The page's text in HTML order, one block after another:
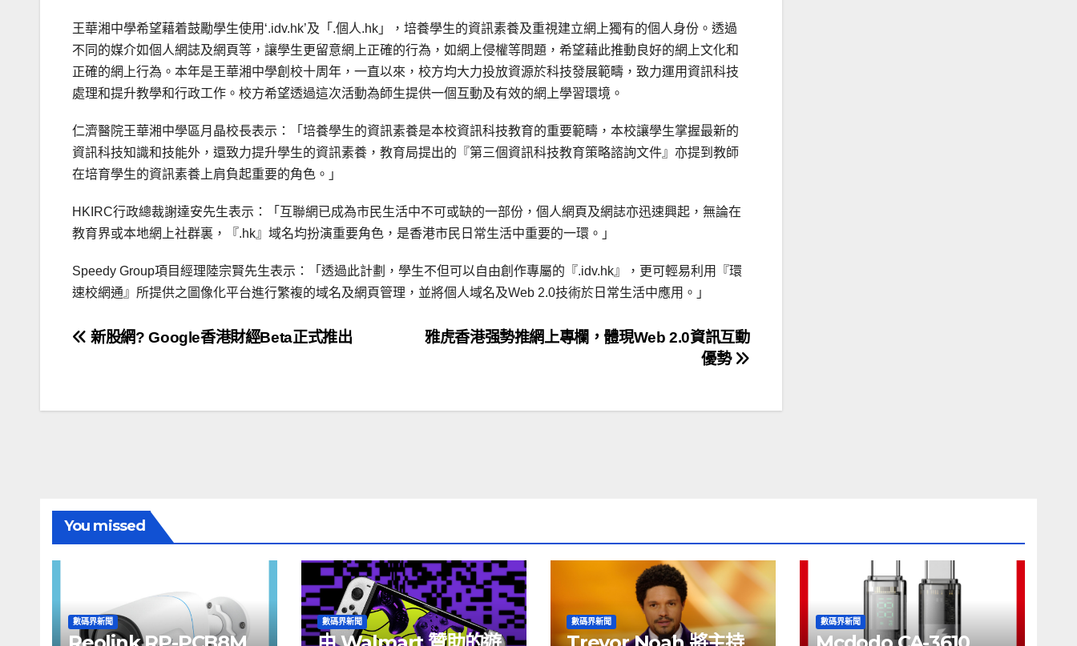
王華湘中學希望藉着鼓勵學生使用‘.idv.hk’及「.個人.hk」，培養學生的資訊素養及重視建立網上獨有的個人身份。透過
不同的媒介如個人網誌及網頁等，讓學生更留意網上正確的行為，如網上侵權等問題，希望藉此推動良好的網上文化和
正確的網上行為。本年是王華湘中學創校十周年，一直以來，校方均大力投放資源於科技發展範疇，致力運用資訊科技
處理和提升教學和行政工作。校方希望透過這次活動為師生提供一個互動及有效的網上學習環境。
仁濟醫院王華湘中學區月晶校長表示：「培養學生的資訊素養是本校資訊科技教育的重要範疇，本校讓學生掌握最新的
資訊科技知識和技能外，還致力提升學生的資訊素養，教育局提出的『第三個資訊科技教育策略諮詢文件』亦提到教師
在培育學生的資訊素養上肩負起重要的角色。」
HKIRC行政總裁謝達安先生表示：「互聯網已成為市民生活中不可或缺的一部份，個人網頁及網誌亦迅速興起，無論在
教育界或本地網上社群裏，『.hk』域名均扮演重要角色，是香港市民日常生活中重要的一環。」
Speedy Group項目經理陸宗賢先生表示：「透過此計劃，學生不但可以自由創作專屬的『.idv.hk』，更可輕易利用『環
速校網通』所提供之圖像化平台進行繁複的域名及網頁管理，並將個人域名及Web 2.0技術於日常生活中應用。」
文
導
雅虎香港强勢推網上專欄，體現Web 2.0資訊互動
優勢
新股網? Google香港財經Beta正式推出
You missed
數碼界新聞 數碼界新聞 數碼界新聞 數碼界新聞